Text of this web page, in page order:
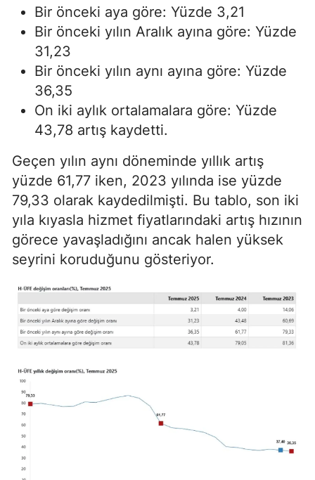
Bir önceki aya göre: Yüzde 3,21
Bir önceki yılın Aralık ayına göre: Yüzde
31,23
Bir önceki yılın aynı ayına göre: Yüzde
36,35
On iki aylık ortalamalara göre: Yüzde
43,78 artış kaydetti.
Geçen yılın aynı döneminde yıllık artış
yüzde 61,77 iken, 2023 yılında ise yüzde
79,33 olarak kaydedilmişti. Bu tablo, son iki
yıla kıyasla hizmet fiyatlarındaki artış hızının
görece yavaşladığını ancak halen yüksek
seyrini koruduğunu gösteriyor.